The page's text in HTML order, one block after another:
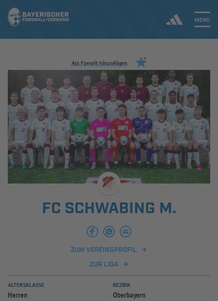
MENÜ
Jetzt einloggen
ERGEBNISSE & WETTBEWERBE
NEUIGKEITEN
SPIELBETRIEB & VERBANDSLEBEN
AUSBILDUNG & FÖRDERUNG
INFOTHEK SPIELPLUS
Als Favorit hinzufügen
FC SCHWABING M.
ZUM VEREINSPROFIL
ZUR LIGA
ALTERSKLASSE
Herren
BEZIRK
Oberbayern